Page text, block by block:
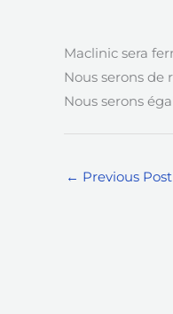
Maclinic sera
Nous serons de
Nous serons
← Previous Post